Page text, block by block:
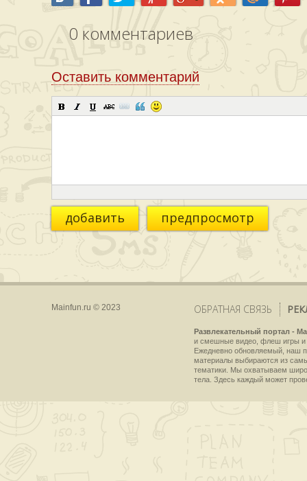
0 комментариев
Оставить комментарий
добавить предпросмотр
Mainfun.ru © 2023 ОБРАТНАЯ СВЯЗЬ
Развлекательный портал -
и смешные видео, флеш игры и
Ежедневно обновляемый, наш
материалы выбираются из
тематики. Мы охватываем
тела. Здесь каждый может